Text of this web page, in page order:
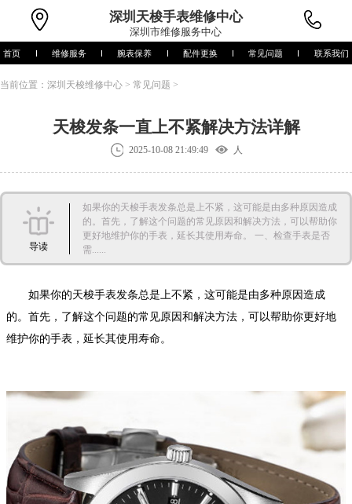
深圳 天梭手表维修中心
深圳市维修服务中心
首页 维修服务 腕表保养 配件更换 常见问题 联系我们
当前位置： 深圳天梭维修中心 > 常见问题 >
天梭发条一直上不紧解决方法详解
2025-10-08 21:49:49 人
导读
如果你的天梭手表发条总是上不紧，这可能是由多种原因造成
的。首先，了解这个问题的常见原因和解决方法，可以帮助你
更好地维护你的手表，延长其使用寿命。 一、检查手表是否
需......
如果你的天梭手表发条总是上不紧，这可能是由多种原因造成
的。首先，了解这个问题的常见原因和解决方法，可以帮助你更好地
维护你的手表，延长其使用寿命。